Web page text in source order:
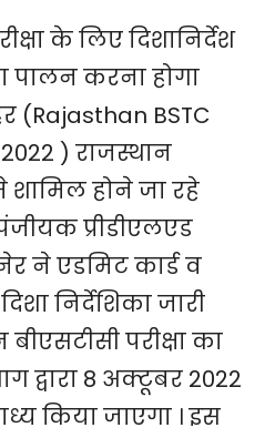
के लिए दिशानिर्देश
पालन करना होगा
(Rajasthan BSTC
) राजस्थान
शामिल होने जा रहे
प्रीडीएलएड
ने एडमिट कार्ड व
निर्देशिका जारी
परीक्षा का
द्वारा 8 अक्टूबर 2022
किया जाएगा । इस